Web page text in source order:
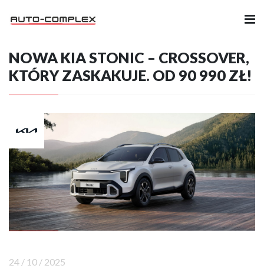
Samochody
Części i Akcesoria
Firma
Likwidacja szkód
NOWA KIA STONIC – CROSSOVER,
KTÓRY ZASKAKUJE. OD 90 990 ZŁ!
24 / 10 / 2025